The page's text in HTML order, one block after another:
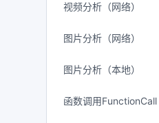
视频分析（网络）
图片分析（网络）
图片分析（本地）
函数调用FunctionCall